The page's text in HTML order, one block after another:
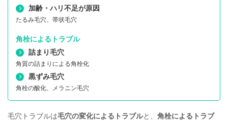
加齢・ハリ不足が原因
たるみ毛穴、帯状毛穴
角栓によるトラブル
詰まり毛穴
角質の詰まりによる角栓化
黒ずみ毛穴
角栓の酸化、メラニン毛穴
毛穴トラブルは毛穴の変化によるトラブルと、 角栓によるトラブ